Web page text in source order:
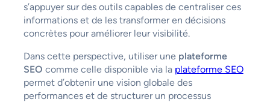
s’appuyer sur des outils capables de centraliser ces
informations et de les transformer en décisions
concrètes pour améliorer leur visibilité.
Dans cette perspective, utiliser une plateforme
SEO comme celle disponible via la plateforme SEO
permet d’obtenir une vision globale des
performances et de structurer un processus